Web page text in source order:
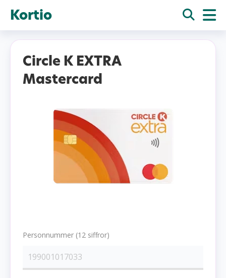
Kortio
Circle K EXTRA
Mastercard
Personnummer (12 siffror)